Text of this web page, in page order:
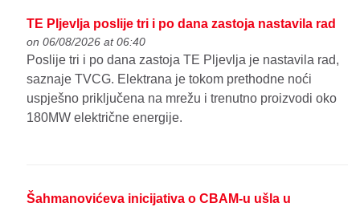
TE Pljevlja poslije tri i po dana zastoja nastavila rad
on 06/08/2026 at 06:40
Poslije tri i po dana zastoja TE Pljevlja je nastavila rad,
saznaje TVCG. Elektrana je tokom prethodne noći
uspješno priključena na mrežu i trenutno proizvodi oko
180MW električne energije.
Šahmanovićeva inicijativa o CBAM-u ušla u